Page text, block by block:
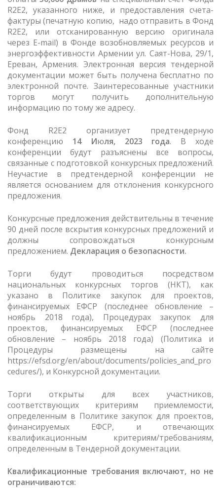
R2E2, указанного ниже, и предоставления счета-
фактуры (печатную копию, надо отправить в Фонд
R2E2, или отсканированную версию оригинала
через E-mail) в Фонде возобновляемых ресурсов и
энергоэффективности Армении ул. Саят-Нова, 29/1,
Ереван, Армения. Электронная версия тендерной
документации может быть получена бесплатно по
электронной почте. Заинтересованные участники
торгов могут получить дополнительную
информацию по тому же адресу.
Фонд R2E2 организует предтендерную
конференцию 14 Июля, 2023 года. В ходе
конференции будут разъяснены все вопросы,
связанные с подготовкой конкурсных предложений.
Неучастие в предтендерной конференции не
является основанием для отклонения конкурсного
предложения.
Конкурсные предложения действительны в течение
90 дней после вскрытия конкурсных предложений и
должны сопровождаться конкурсным
предложением. Декларация о безопасности.
Торги будут проводиться посредством
национальных конкурсных торгов (НКТ), как
указано в Политике закупок для проектов,
финансируемых ЕФСР (последнее обновление –
ноябрь 2018 года), Процедурах закупок для
проектов, финансируемых ЕФСР (последнее
обновление – ноябрь 2018 года) (Политика и
Процедуры размещены на сайте
https://efsd.org/en/about/documents/policies_and_pro
cedures/), и Конкурсной документации.
Торги открыты для всех участников,
соответствующих критериям приемлемости,
определенным в Политике закупок для проектов,
финансируемых ЕФСР, и отвечающих
квалификационным критериям/требованиям,
определенным в Тендерной документации.
Квалификационные требования включают, но не
ограничиваются: